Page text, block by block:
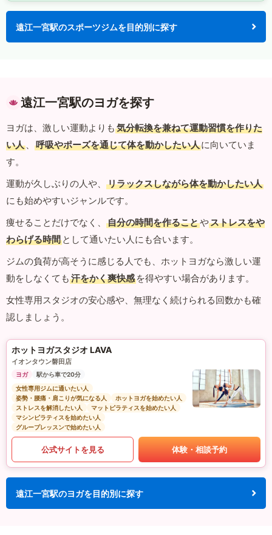
遠江一宮駅のスポーツジムを目的別に探す
遠江一宮駅のヨガを探す
ヨガは、激しい運動よりも 気分転換を兼ねて運動習慣を作りた
い人 、 呼吸やポーズを通じて体を動かしたい人に向いていま
す。
運動が久しぶりの人や、
リラックスしながら体を動かしたい人
にも始めやすいジャンルです。
痩せることだけでなく、
自分の時間を作ることやストレスをや
わらげる時間 として通いたい人にも合います。
ジムの負荷が高そうに感じる人でも、ホットヨガなら激しい運
動をしなくても 汗をかく爽快感 を得やすい場合があります。
女性専用スタジオの安心感や、無理なく続けられる回数かも確
認しましょう。
ホットヨガスタジオ LAVA
イオンタウン磐田店
ヨガ
駅から車で20分
女性専用ジムに通いたい人
姿勢・腰痛・肩こりが気になる人
ホットヨガを始めたい人
ストレスを解消したい人
マットピラティスを始めたい人
マシンピラティスを始めたい人
グループレッスンで始めたい人
公式サイトを見る 体験・相談予約
遠江一宮駅のヨガを目的別に探す